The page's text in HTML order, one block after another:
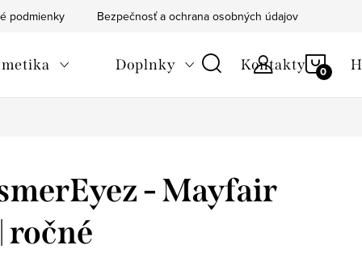
podmienky Bezpečnosť a ochrana osobných údajov
Doplnky Kontakty
- Mayfair
ročné